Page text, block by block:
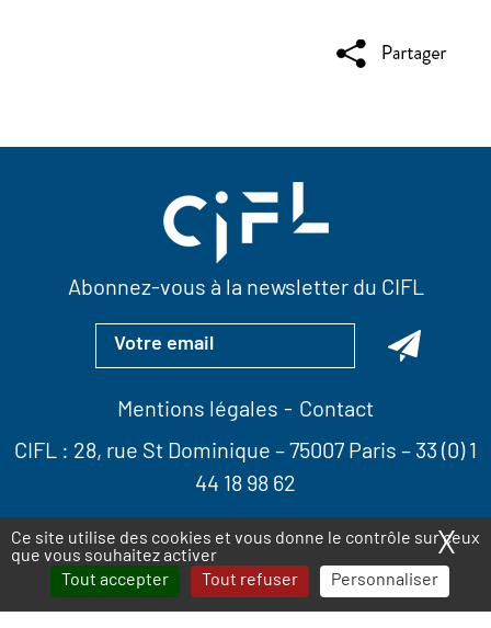
Ce site utilise des cookies et vous donne le contrôle sur ceux
que vous souhaitez activer
Tout accepter
Tout refuser Personnaliser
X
Abonnez-vous à la newsletter du CIFL
Mentions légales
Contact
CIFL : 28, rue St Dominique – 75007 Paris – 33 (0) 1
44 18 98 62